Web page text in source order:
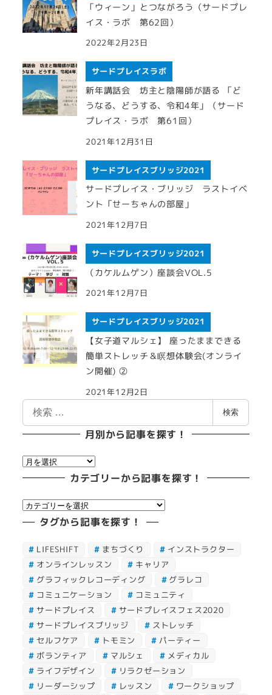
「ウィーン」とつながろう（サードプレ
イス・ラボ 第62回）
2022年2月23日
サードプレイスラボ
新年講話会 坊主と陰陽師が語る 「ど
うなる、どうする、令和4年」（サード
プレイス・ラボ 第61回）
2021年12月31日
サードプレイスブリッジ2021
サードプレイス・ブリッジ ラストイベ
ント「せーちゃんの部屋」
2021年12月7日
サードプレイスブリッジ2021
（カケルムゲン）座談会VOL.5
2021年12月7日
サードプレイスブリッジ2021
【女子道マルシェ】 座ったままできる
簡単ストレッチ＆瞑想体験会(オンライ
ン開催) ②
2021年12月2日
検
索
検索
月別から記事を探す！
月
別
ら
記
を
探
す
！
カテゴリーから記事を探す！
カ
テ
リ
ー
か
ら
記
事
を
探
す
！
タグから記事を探す！
LIFESHIFT まちづくり
インストラクター
オンラインレッスン
キャリア
グラフィックレコーディング
グラレコ
コミュニケーション
コミュニティ
サードプレイス
サードプレイスフェス2020
サードプレイスブリッジ
ストレッチ
セルフケア
トモミン
パーティー
ボランティア
マルシェ
メディカル
ライフデザイン
リラクゼーション
リーダーシップ
レッスン
ワークショップ